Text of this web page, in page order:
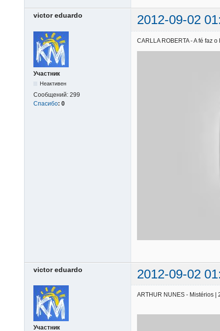
victor eduardo 2012-09-02
Участник
Неактивен
Сообщений: 299
Спасибо: 0
CARLLA ROBERTA - A fé faz
victor eduardo 2012-09-02
Участник
ARTHUR NUNES - Mistérios |